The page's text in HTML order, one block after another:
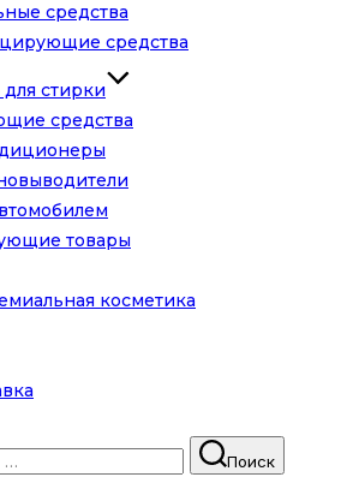
средства
средства
стирки
средства
товары
косметика
Поиск